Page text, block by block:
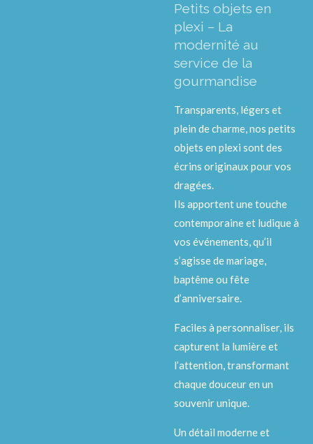
Petits objets en
plexi – La
modernité au
service de la
gourmandise
Transparents, légers et
plein de charme, nos petits
objets en plexi sont des
écrins originaux pour vos
dragées.
Ils apportent une touche
contemporaine et ludique à
vos événements, qu’il
s’agisse de mariage,
baptême ou fête
d’anniversaire.
Faciles à personnaliser, ils
capturent la lumière et
l’attention, transformant
chaque douceur en un
souvenir unique.
Un détail moderne et